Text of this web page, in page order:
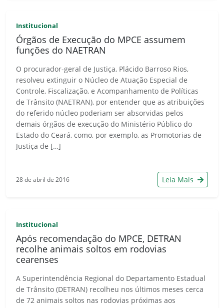
Institucional
Órgãos de Execução do MPCE assumem
funções do NAETRAN
O procurador-geral de Justiça, Plácido Barroso Rios,
resolveu extinguir o Núcleo de Atuação Especial de
Controle, Fiscalização, e Acompanhamento de Políticas
de Trânsito (NAETRAN), por entender que as atribuições
do referido núcleo poderiam ser absorvidas pelos
demais órgãos de execução do Ministério Público do
Estado do Ceará, como, por exemplo, as Promotorias de
Justiça de […]
28 de abril de 2016 Leia Mais
Institucional
Após recomendação do MPCE, DETRAN
recolhe animais soltos em rodovias
cearenses
A Superintendência Regional do Departamento Estadual
de Trânsito (DETRAN) recolheu nos últimos meses cerca
de 72 animais soltos nas rodovias próximas aos